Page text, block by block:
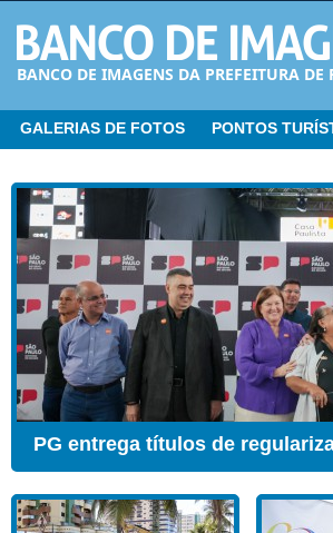
BANCO DE IMAGENS DA PREFEITURA DE
GALERIAS DE FOTOS PONTOS
CER ganha Sala de